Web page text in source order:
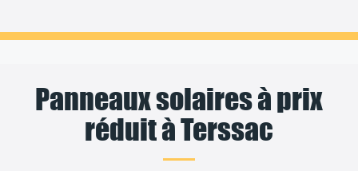
Panneaux solaires à prix
réduit à Terssac